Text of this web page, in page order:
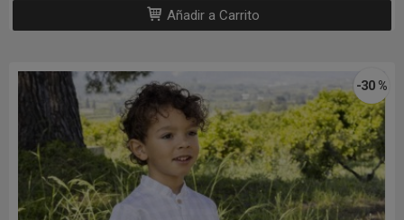
Añadir a Carrito
-30 %